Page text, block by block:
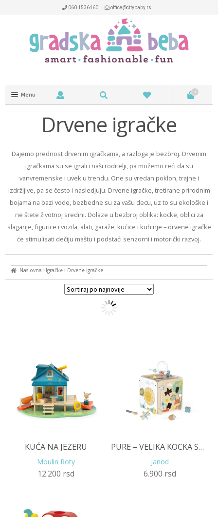
060 1536460 office@citybaby.rs
0
Menu
Trotineti i kacige
NAOČARE
DEČIJA SOBA
HRANJENJE
IGRAČKE
BRENDOVI
Drvene igračke
Dajemo prednost drvenim igračkama, a razloga je bezbroj. Drvenim
igračkama su se igrali i naši roditelji, pa možemo reći da su
vanvremenske i uvek u trendu. One su vredan poklon, trajne i
izdržljive, pa se često i nasledjuju. Drvene igračke, tretirane prirodnim
bojama na bazi vode, bezbedne su za vašu decu, uz to su ekološke i
ne štete životnoj sredini. Dolaze u bezbroj oblika: kocke, oblici za
slaganje, figurice i vozila, alati, garaže, kućice i kuhinje – drvene igračke
će stimulisati dečiju maštu i podstaći senzorni i motorički razvoj.
Naslovna Igračke Drvene igračke
KUĆA NA JEZERU
Moulin Roty
12.200 rsd
PURE – VELIKA KOCKA SA AKTIVNOSTIMA
Janod
6.900 rsd